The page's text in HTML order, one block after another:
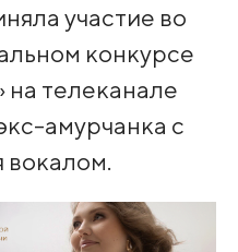
участие во
конкурсе
на телеканале
амурчанка с
вокалом.